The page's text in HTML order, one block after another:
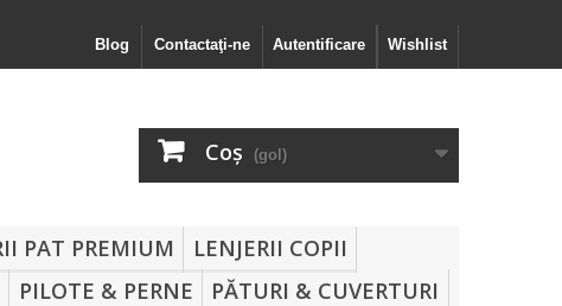
Wishlist
Autentificare
Contactaţi-ne
Blog
Coş (gol)
PAT PREMIUM
LENJERII COPII
PILOTE & PERNE
PĂTURI & CUVERTURI